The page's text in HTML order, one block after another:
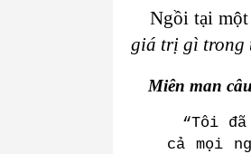
Ngồi tại
giá trị gì trong
Miên man
“Tôi
cả mọi